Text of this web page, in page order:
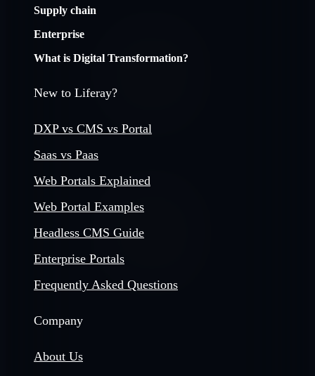
Supply chain
Enterprise
What is Digital Transformation?
New to Liferay?
DXP vs CMS vs Portal
Saas vs Paas
Web Portals Explained
Web Portal Examples
Headless CMS Guide
Enterprise Portals
Frequently Asked Questions
Company
About Us